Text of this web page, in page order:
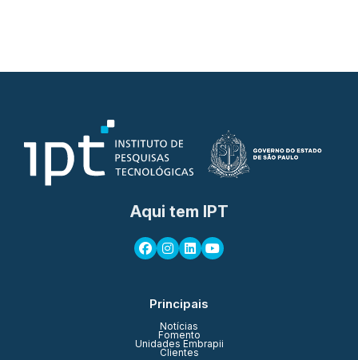
Aqui tem IPT
Principais
Notícias
Fomento
Unidades Embrapii
Clientes